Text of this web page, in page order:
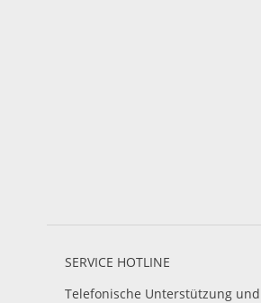
SERVICE HOTLINE
Telefonische Unterstützung